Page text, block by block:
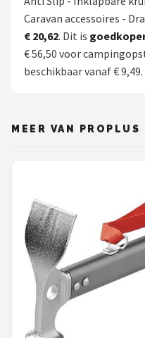
Caravan accessoires -
€ 20,62. Dit is
€ 56,50 voor
beschikbaar vanaf € 9,49.
MEER VAN PROPLUS